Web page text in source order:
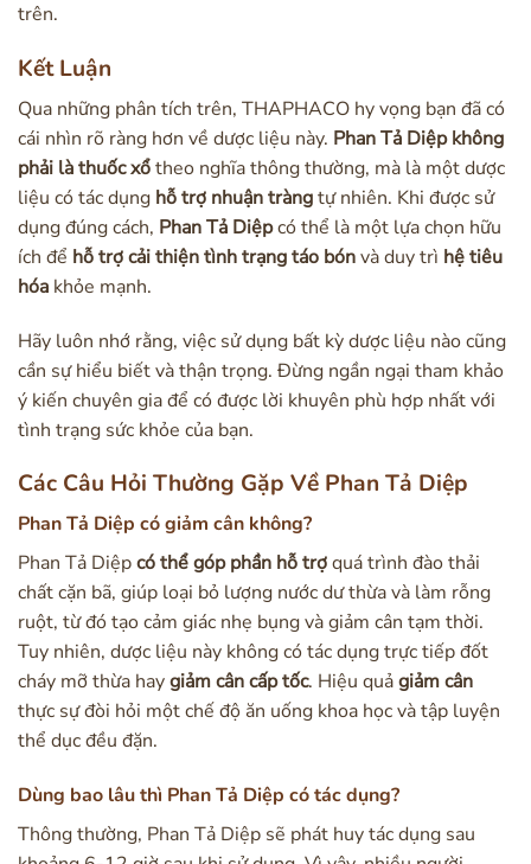
trên.
Kết Luận
Qua những phân tích trên, THAPHACO hy vọng bạn đã có
cái nhìn rõ ràng hơn về dược liệu này. Phan Tả Diệp không
phải là thuốc xổtheo nghĩa thông thường, mà là một dược
liệu có tác dụng hỗ trợ nhuận tràngtự nhiên. Khi được sử
dụng đúng cách, Phan Tả Diệpcó thể là một lựa chọn hữu
ích để hỗ trợ cải thiện tình trạng táo bónvà duy trì hệ tiêu
hóa khỏe mạnh.
Hãy luôn nhớ rằng, việc sử dụng bất kỳ dược liệu nào cũng
cần sự hiểu biết và thận trọng. Đừng ngần ngại tham khảo
ý kiến chuyên gia để có được lời khuyên phù hợp nhất với
tình trạng sức khỏe của bạn.
Các Câu Hỏi Thường Gặp Về Phan Tả Diệp
Phan Tả Diệp có giảm cân không?
Phan Tả Diệpcó thể góp phần hỗ trợquá trình đào thải
chất cặn bã, giúp loại bỏ lượng nước dư thừa và làm rỗng
ruột, từ đó tạo cảm giác nhẹ bụng và giảm cân tạm thời.
Tuy nhiên, dược liệu này không có tác dụng trực tiếp đốt
cháy mỡ thừa haygiảm cân cấp tốc. Hiệu quảgiảm cân
thực sự đòi hỏi một chế độ ăn uống khoa học và tập luyện
thể dục đều đặn.
Dùng bao lâu thì Phan Tả Diệp có tác dụng?
Thông thường, Phan Tả Diệp sẽ phát huy tác dụng sau